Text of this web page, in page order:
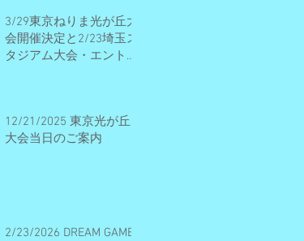
3/29東京ねりま光が丘大
会開催決定と2/23埼玉ス
タジアム大会・エントリ
12/21/2025 東京光が丘
大会当日のご案内
2/23/2026 DREAM GAMES